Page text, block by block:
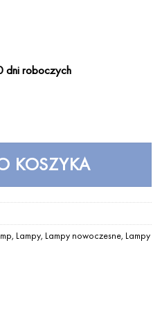
dni roboczych
KOSZYKA
, Lampy, Lampy nowoczesne, Lampy